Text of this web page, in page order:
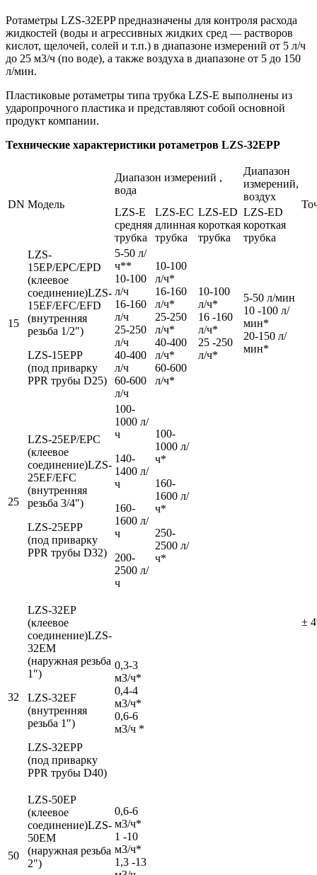
Ротаметры LZS-32EPP предназначены для контроля расхода
жидкостей (воды и агрессивных жидких сред — растворов
кислот, щелочей, солей и т.п.) в диапазоне измерений от 5 л/ч
до 25 м3/ч (по воде), а также воздуха в диапазоне от 5 до 150
л/мин.
Пластиковые ротаметры типа трубка LZS-E выполнены из
ударопрочного пластика и представляют собой основной
продукт компании.
Технические характеристики ротаметров LZS-32EPP
DN Модель
Диапазон измерений ,
вода
Диапазон
измерений,
воздух
LZS-E
средняя
трубка
LZS-EС
длинная
трубка
LZS-ED
короткая
трубка
LZS-ED
короткая
трубка
15
LZS-
15EР/EPC/EPD
(клеевое
соединение)LZS-
15EF/EFC/EFD
(внутренняя
резьба 1/2″)
LZS-15EРP
(под приварку
PPR трубы D25)
5-50 л/
ч**
10-100
л/ч
16-160
л/ч
25-250
л/ч
40-400
л/ч
60-600
л/ч
10-100
л/ч*
16-160
л/ч*
25-250
л/ч*
40-400
л/ч*
60-600
л/ч*
10-100
л/ч*
16 -160
л/ч*
25 -250
л/ч*
5-50 л/мин
10 -100 л/
мин*
20-150 л/
мин*
±
25
LZS-25EР/EPC
(клеевое
соединение)LZS-
25EF/EFC
(внутренняя
резьба 3/4″)
LZS-25EРP
(под приварку
PPR трубы D32)
100-
1000 л/
ч
140-
1400 л/
ч
160-
1600 л/
ч
200-
2500 л/
ч
100-
1000 л/
ч*
160-
1600 л/
ч*
250-
2500 л/
ч*
32
LZS-32EР
(клеевое
соединение)LZS-
32EМ
(наружная резьба
1″)
LZS-32EF
(внутренняя
резьба 1″)
LZS-32EРP
(под приварку
PPR трубы D40)
0,3-3
м3/ч*
0,4-4
м3/ч*
0,6-6
м3/ч *
50
LZS-50EР
(клеевое
соединение)LZS-
50EM
(наружная резьба
2″)
0,6-6
м3/ч*
1 -10
м3/ч*
1,3 -13